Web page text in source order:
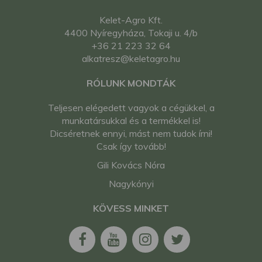
Kelet-Agro Kft.
4400 Nyíregyháza, Tokaji u. 4/b
+36 21 223 32 64
alkatresz@keletagro.hu
RÓLUNK MONDTÁK
Teljesen elégedett vagyok a cégükkel, a
munkatársukkal és a termékkel is!
Dicséretnek ennyi, mást nem tudok írni!
Csak így tovább!
Gili Kovács Nóra
Nagykónyi
KÖVESS MINKET